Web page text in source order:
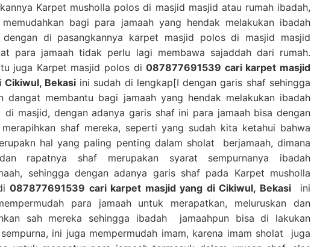
Karpet musholla polos di masjid masjid atau rumah ibadah,
memudahkan bagi para jamaah yang hendak melakukan ibadah
dengan di pasangkannya karpet masjid polos di masjid masjid
para jamaah tidak perlu lagi membawa sajaddah dari rumah.
juga Karpet masjid polos di087877691539 cari karpet masjid
Cikiwul, Bekasiini sudah di lengkap[I dengan garis shaf sehingga
dangat membantu bagi jamaah yang hendak melakukan ibadah
masjid, dengan adanya garis shaf ini para jamaah bisa dengan
merapihkan shaf mereka, seperti yang sudah kita ketahui bahwa
hal yang paling penting dalam sholat berjamaah, dimana
rapatnya shaf merupakan syarat sempurnanya ibadah
sehingga dengan adanya garis shaf pada Karpet musholla
087877691539 cari karpet masjid yang di Cikiwul, Bekasiini
para jamaah untuk merapatkan, meluruskan dan
sah mereka sehingga ibadah jamaahpun bisa di lakukan
ini juga mempermudah imam, karena imam sholat juga